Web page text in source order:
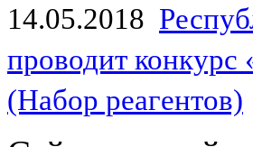
14.05.2018
проводит
(Набор реагентов)